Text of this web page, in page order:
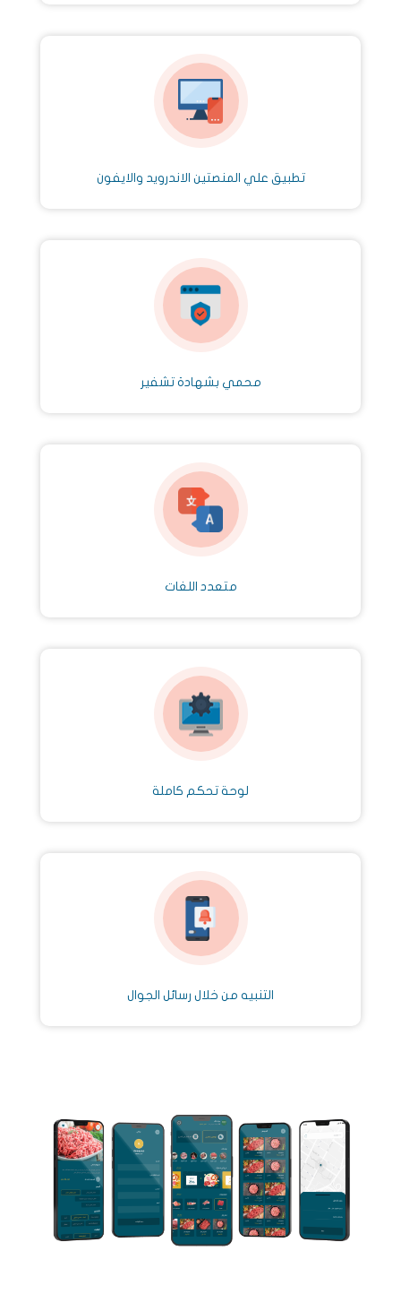
تطبيق علي المنصتين الاندرويد والايفون
محمي بشهادة تشفير
متعدد اللغات
لوحة تحكم كاملة
التنبيه من خلال رسائل الجوال